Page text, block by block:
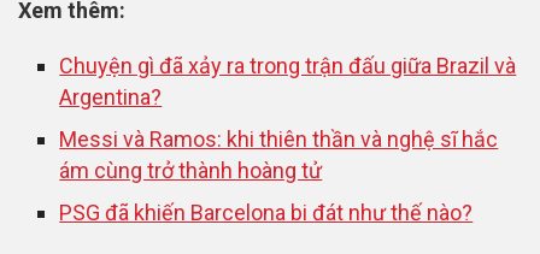
Xem thêm:
Chuyện gì đã xảy ra trong trận đấu giữa Brazil và
Argentina?
Messi và Ramos: khi thiên thần và nghệ sĩ hắc
ám cùng trở thành hoàng tử
PSG đã khiến Barcelona bi đát như thế nào?